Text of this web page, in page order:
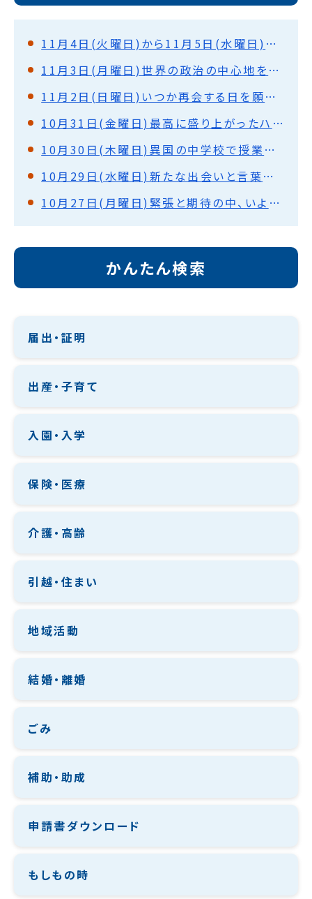
11月4日(火曜日)から11月5日(水曜日)さようなら、アメリカ。またいつか。
11月3日(月曜日)世界の政治の中心地を巡って(ワシントンD.C.)
11月2日(日曜日)いつか再会する日を願って(ノックスビル)
10月31日(金曜日)最高に盛り上がったハロウィンパーティー(ノックスビル)
10月30日(木曜日)異国の中学校で授業体験・盛大な歓迎式(ノックスビル)
10月29日(水曜日)新たな出会いと言葉の壁を越えて・ホストファミリーと対面(ノックスビル)
10月27日(月曜日)緊張と期待の中、いよいよ出発！
かんたん検索
届出・証明
出産・子育て
入園・入学
保険・医療
介護・高齢
引越・住まい
地域活動
結婚・離婚
ごみ
補助・助成
申請書ダウンロード
もしもの時